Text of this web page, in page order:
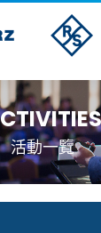
活動一覽